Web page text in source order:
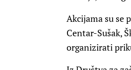
Akcijama su se
Centar-Sušak,
organizirati